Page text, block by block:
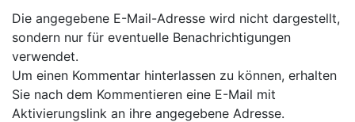
Die angegebene E-Mail-Adresse wird nicht dargestellt,
sondern nur für eventuelle Benachrichtigungen
verwendet.
Um einen Kommentar hinterlassen zu können, erhalten
Sie nach dem Kommentieren eine E-Mail mit
Aktivierungslink an ihre angegebene Adresse.